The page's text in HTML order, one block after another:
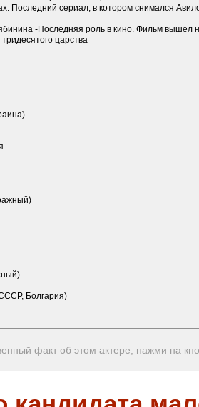
Последний сериал, в котором снимался
-Последняя роль в кино. Фильм вышел
царства
Болгария)
факт об этом актере, нажми на